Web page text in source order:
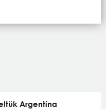
Argentína